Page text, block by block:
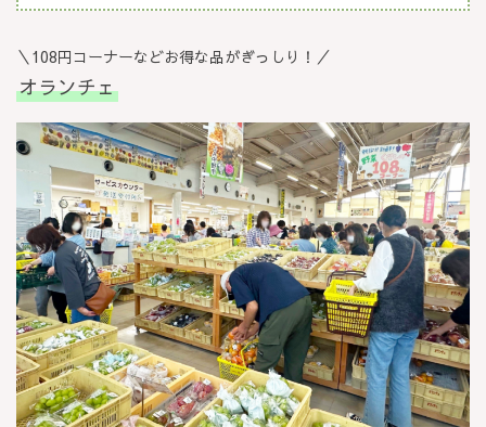
＼108円コーナーなどお得な品がぎっしり！／
オランチェ